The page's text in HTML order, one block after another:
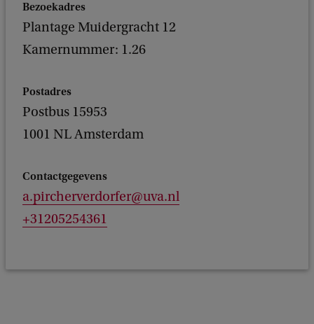
Bezoekadres
Plantage Muidergracht 12
Kamernummer: 1.26
Postadres
Postbus 15953
1001 NL Amsterdam
Contactgegevens
a.pircherverdorfer@uva.nl
+31205254361